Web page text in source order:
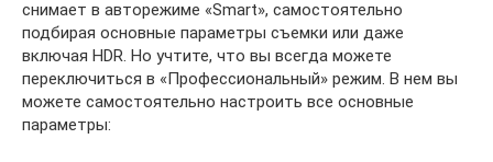
снимает в авторежиме «Smart», самостоятельно
подбирая основные параметры съемки или даже
включая HDR. Но учтите, что вы всегда можете
переключиться в «Профессиональный» режим. В нем вы
можете самостоятельно настроить все основные
параметры: